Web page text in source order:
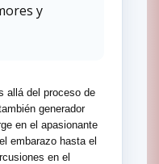
y
allá del proceso de
generador
en el apasionante
embarazo hasta el
en el